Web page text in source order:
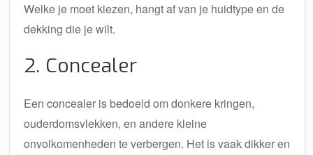
Welke je moet kiezen, hangt af van je huidtype en de
dekking die je wilt.
2. Concealer
Een concealer is bedoeld om donkere kringen,
ouderdomsvlekken, en andere kleine
onvolkomenheden te verbergen. Het is vaak dikker en